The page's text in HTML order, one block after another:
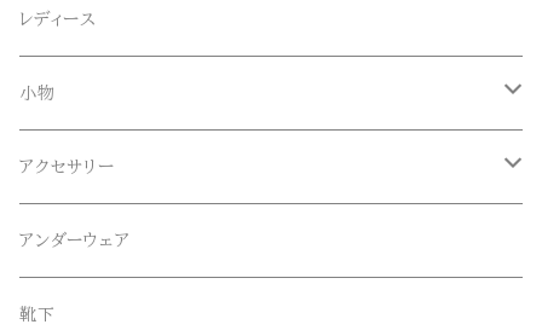
Anapau,Seaing,ANAPAU UG
Blundstone(ブランドストーン)
CameOne(ケイムワン)
CANDY DESIGN&WORKS(CDW)
collonil(コロニル)
トップス
Tシャツ
ロンT
ボトムス
ロング
ショート
セットアップ
シューズ
シューズ
レディース
小物
帽子、マフラー、手袋
メガネ、サングラス
ベルト
アクセサリー
リング
ブレスレット、バングル
アンダーウェア
靴下